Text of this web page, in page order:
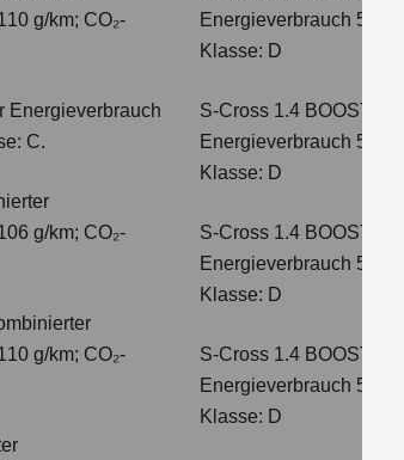
g/km; CO₂-
Energieverbrauch
C.
g/km; CO₂-
g/km; CO₂-
Energieverbrauch 5,4 l/
Klasse: D
S-Cross 1.4
Energieverbrauch 5,4 l/
Klasse: D
S-Cross 1.4
Energieverbrauch 5,8 l/
Klasse: D
S-Cross 1.4
Energieverbrauch 5,6 l/
Klasse: D